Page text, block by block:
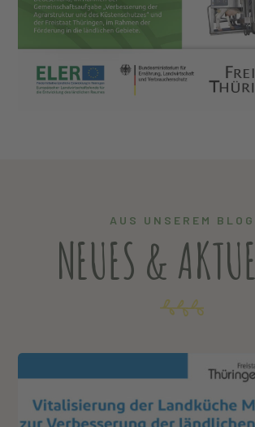
AUS UNSEREM BLOG
NEUES &
12 Nov., 2024